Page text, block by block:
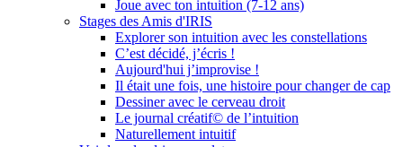
Joue avec ton intuition (7-12 ans)
Stages des Amis d'IRIS
Explorer son intuition avec les constellations
C’est décidé, j’écris !
Aujourd'hui j’improvise !
Il était une fois, une histoire pour changer de cap
Dessiner avec le cerveau droit
Le journal créatif© de l’intuition
Naturellement intuitif